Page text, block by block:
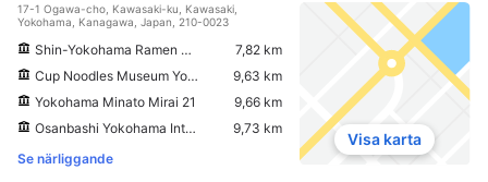
17-1 Ogawa-cho, Kawasaki-ku, Kawasaki,
Yokohama, Kanagawa, Japan, 210-0023
Shin-Yokohama Ramen Museum
7,82 km
Cup Noodles Museum Yokohama
9,63 km
Yokohama Minato Mirai 21
9,66 km
Osanbashi Yokohama International Passenger Terminal
9,73 km
Se närliggande
Visa karta